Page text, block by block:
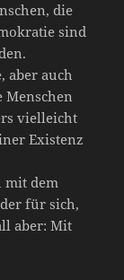
die
sind
aber auch
vielleicht
Existenz
mit dem
für sich,
aber: Mit